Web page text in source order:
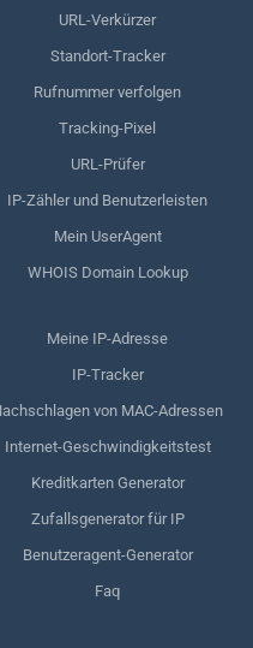
URL-Verkürzer
Standort-Tracker
Rufnummer verfolgen
Tracking-Pixel
URL-Prüfer
IP-Zähler und Benutzerleisten
Mein UserAgent
WHOIS Domain Lookup
Meine IP-Adresse
IP-Tracker
von MAC-Adressen
Internet-Geschwindigkeitstest
Kreditkarten Generator
Zufallsgenerator für IP
Benutzeragent-Generator
Faq